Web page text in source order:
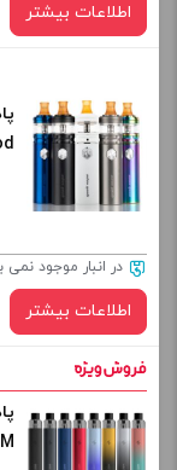
اطلاعات بیشتر
در حال حاضر این
در انبار موجود نمی
اطلاعات بیشتر
در حال حاضر این